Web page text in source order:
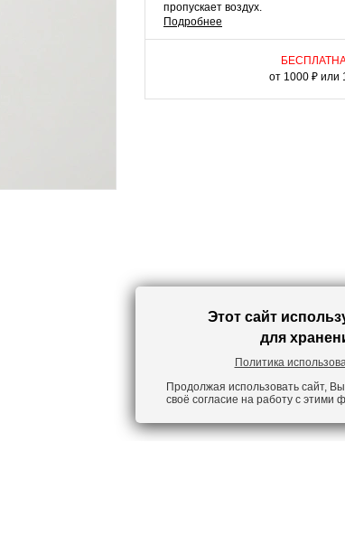
пропускает воздух.
КАК НОСИТЬ
Сочетайте футболку с джинсами
повседневных выходов. В
Подробнее
от 1000 ₽ или
Этот сайт
для
Политика
Продолжая использовать сайт,
своё согласие на работу с этими